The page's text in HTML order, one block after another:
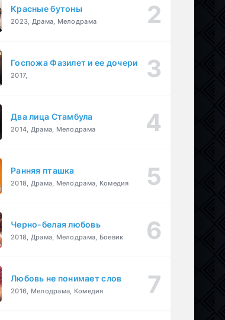
Красные бутоны
2023, Драма, Мелодрама
Госпожа Фазилет и ее дочери
2017,
Два лица Стамбула
2014, Драма, Мелодрама
Ранняя пташка
2018, Драма, Мелодрама, Комедия
Черно-белая любовь
2018, Драма, Мелодрама, Боевик
Любовь не понимает слов
2016, Мелодрама, Комедия